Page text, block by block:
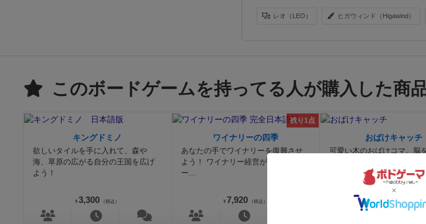
レオ（LEO） ヒガウィンド（Higawind）
このボードゲームを持ってる人が購入した商
キングドミノ
欲しいタイルを手に入れて、森や
海、草原の広がる自分の王国を広げ
よう！
¥ 3,300 （税込）
残り1点
ワイナリーの四季
あなたの手でワイナリーを復興させ
よう！ ワイナリー経営がテーマのワ
ー...
¥ 7,920 （税込）
おばけキャッチ
可愛い木のおばけコマ。脳
¥ 2,500 （税込）